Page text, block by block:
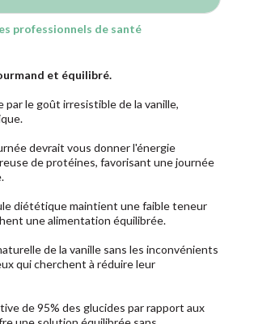
professionnels de santé
et équilibré.
par le goût irresistible de la vanille,
devrait vous donner l'énergie
de protéines, favorisant une journée
diététique maintient une faible teneur
une alimentation équilibrée.
de la vanille sans les inconvénients
qui cherchent à réduire leur
de 95% des glucides par rapport aux